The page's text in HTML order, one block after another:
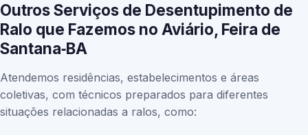
Outros Serviços de Desentupimento de
Ralo que Fazemos no Aviário, Feira de
Santana‑BA
Atendemos residências, estabelecimentos e áreas
coletivas, com técnicos preparados para diferentes
situações relacionadas a ralos, como: